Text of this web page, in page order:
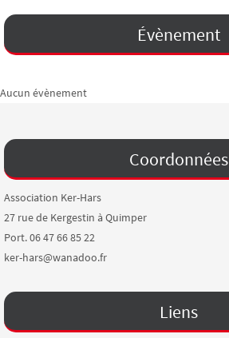
Évènement
Aucun évènement
Coordonnées
Association Ker-Hars
27 rue de Kergestin à Quimper
Port. 06 47 66 85 22
ker-hars@wanadoo.fr
Liens